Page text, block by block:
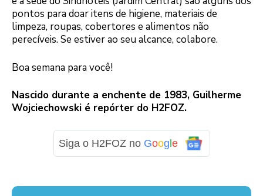
pontos para doar itens de higiene, materiais de
limpeza, roupas, cobertores e alimentos não
perecíveis. Se estiver ao seu alcance, colabore.
Boa semana para você!
Nascido durante a enchente de 1983, Guilherme
Wojciechowski é repórter do H2FOZ.
Siga o H2FOZ no Google